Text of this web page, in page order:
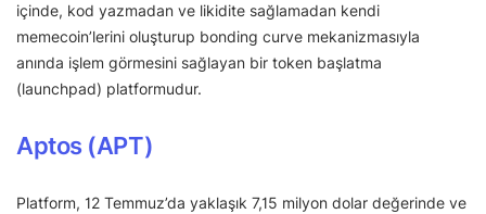
içinde, kod yazmadan ve likidite sağlamadan kendi
memecoin’lerini oluşturup bonding curve mekanizmasıyla
anında işlem görmesini sağlayan bir token başlatma
(launchpad) platformudur.
Aptos (APT)
Platform, 12 Temmuz’da yaklaşık 7,15 milyon dolar değerinde ve